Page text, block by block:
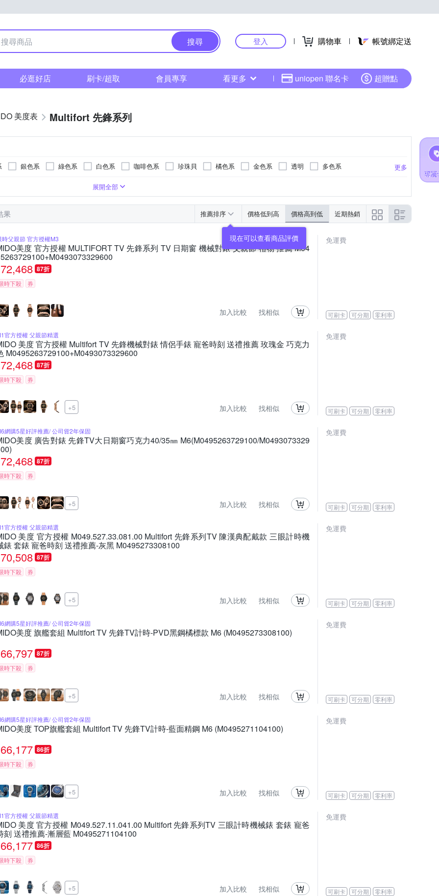
搜尋 登入 購物車 帳號綁定送
必逛好店 刷卡/超取 會員專享 看更多 uniopen 聯名卡 超贈點
美度表 Multifort 先鋒系列
更多
銀色系 綠色系 白色系 咖啡色系 珍珠貝 橘色系 金色系 透明
多色系
玫瑰金色系 橘色系
一般摺疊錶扣
帆布錶帶
展開全部
果 推薦排序 價格低到高 價格高到低 近期熱銷
時父親節 官方授權M3
美度 官方授權 MULTIFORT TV 先鋒系列 TV 日期窗 機械對錶 父親節 禮物 推薦 M04
72,468 87折
時下殺 券
加入比較 找相似
免運費
可刷卡 可分期 零利率
官方授權 父親節精選
美度 官方授權 Multifort TV 先鋒機械對錶 情侶手錶 寵爸時刻 送禮推薦 玫瑰金 巧克力
M0495263729100+M0493073329600
72,468 87折
時下殺 券
+5 加入比較 找相似
免運費
可刷卡 可分期 零利率
網購5星好評推薦/ 公司貨2年保固
美度 廣告對錶 先鋒TV大日期窗巧克力40/35㎜ M6(M0495263729100/M0493073329
72,468 87折
時下殺 券
+5 加入比較 找相似
免運費
可刷卡 可分期 零利率
官方授權 父親節精選
美度 官方授權 M049.527.33.081.00 Multifort 先鋒系列TV 陳漢典配戴款 三眼計時機
錶 套錶 寵爸時刻 送禮推薦-灰黑 M0495273308100
70,508 87折
時下殺 券
+5 加入比較 找相似
免運費
可刷卡 可分期 零利率
網購5星好評推薦/ 公司貨2年保固
美度 旗艦套組 Multifort TV 先鋒TV計時-PVD黑鋼橘標款 M6 (M0495273308100)
66,797 87折
時下殺 券
+5 加入比較 找相似
免運費
可刷卡 可分期 零利率
網購5星好評推薦/ 公司貨2年保固
美度 TOP旗艦套組 Multifort TV 先鋒TV計時-藍面精鋼 M6 (M0495271104100)
66,177 86折
時下殺 券
+5 加入比較 找相似
免運費
可刷卡 可分期 零利率
官方授權 父親節精選
美度 官方授權 M049.527.11.041.00 Multifort 先鋒系列TV 三眼計時機械錶 套錶 寵爸
刻 送禮推薦-漸層藍 M0495271104100
66,177 86折
時下殺 券
+5 加入比較 找相似
免運費
可刷卡 可分期 零利率